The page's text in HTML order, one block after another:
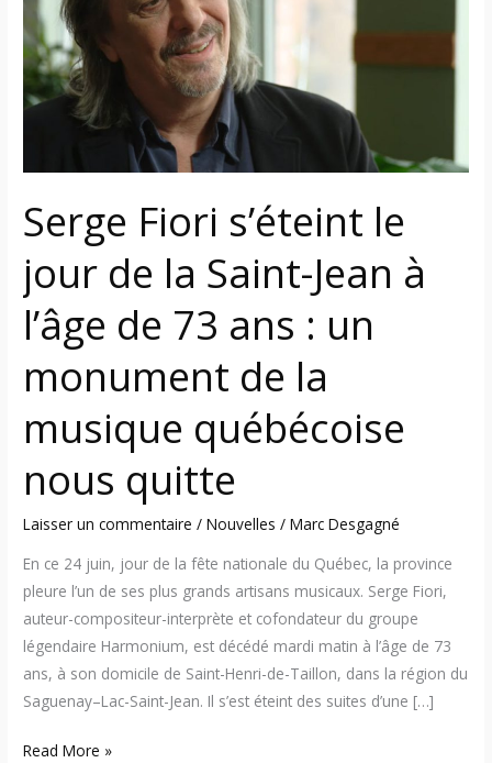
Serge Fiori s’éteint le
jour de la Saint-Jean à
l’âge de 73 ans : un
monument de la
musique québécoise
nous quitte
Laisser un commentaire /Nouvelles /Marc Desgagné
En ce 24 juin, jour de la fête nationale du Québec, la province
pleure l’un de ses plus grands artisans musicaux. Serge Fiori,
auteur-compositeur-interprète et cofondateur du groupe
légendaire Harmonium, est décédé mardi matin à l’âge de 73
ans, à son domicile de Saint-Henri-de-Taillon, dans la région du
Saguenay–Lac-Saint-Jean. Il s’est éteint des suites d’une […]
jour
de
la
à
de
73
ans
un
monument
de
la
musique
québécoise
quitte
Read More »